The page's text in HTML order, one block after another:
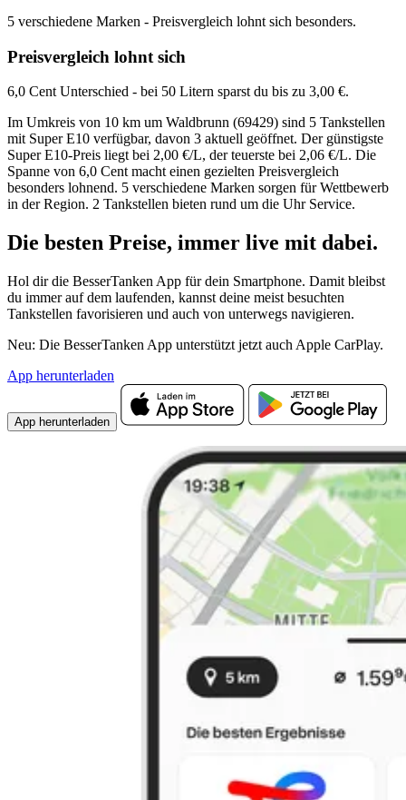
5 verschiedene Marken - Preisvergleich lohnt sich besonders.
Preisvergleich lohnt sich
6,0 Cent Unterschied - bei 50 Litern sparst du bis zu 3,00 €.
Im Umkreis von 10 km um Waldbrunn (69429) sind 5 Tankstellen
mit Super E10 verfügbar, davon 3 aktuell geöffnet. Der günstigste
Super E10-Preis liegt bei 2,00 €/L, der teuerste bei 2,06 €/L. Die
Spanne von 6,0 Cent macht einen gezielten Preisvergleich
besonders lohnend. 5 verschiedene Marken sorgen für Wettbewerb
in der Region. 2 Tankstellen bieten rund um die Uhr Service.
Die besten Preise, immer live mit dabei.
Hol dir die BesserTanken App für dein Smartphone. Damit bleibst
du immer auf dem laufenden, kannst deine meist besuchten
Tankstellen favorisieren und auch von unterwegs navigieren.
Neu: Die BesserTanken App unterstützt jetzt auch Apple CarPlay.
App herunterladen
App herunterladen